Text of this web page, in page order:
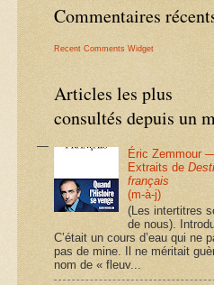
Commentaires
Recent Comments Widget
Articles les plus
consultés depuis un
Éric Zemmour
Extraits de
français
(m-à-j)
(Les intertitres
de nous).
C’était un cours d’eau qui ne
pas de mine. Il ne méritait
nom de « fleuv...